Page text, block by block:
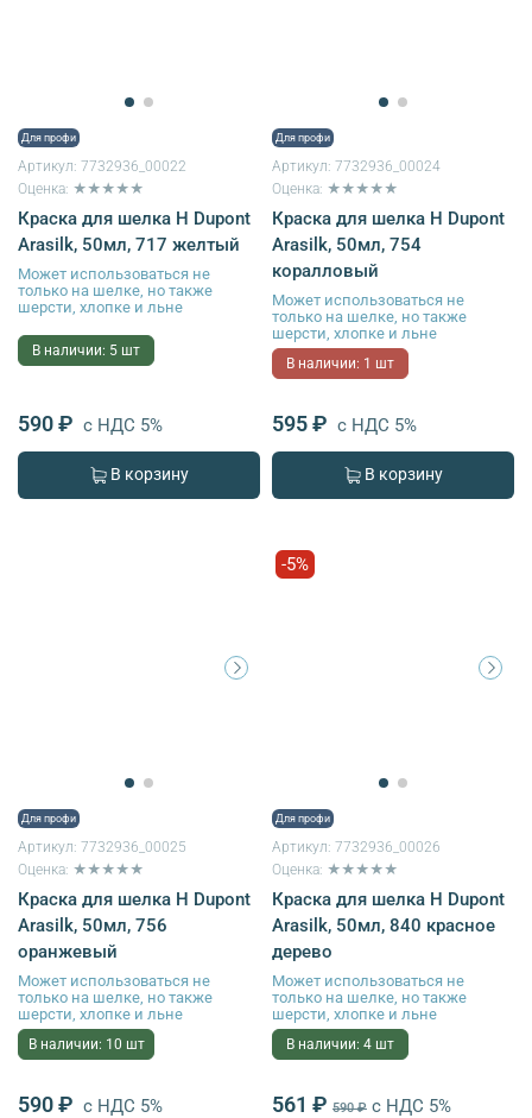
Для профи
Артикул: 7732936_00022
Оценка: ★★★★★
Краска для шелка H Dupont
Arasilk, 50мл, 717 желтый
Может использоваться не
только на шелке, но также
шерсти, хлопке и льне
В наличии: 5 шт
590 ₽ с НДС 5%
В корзину
Для профи
Артикул: 7732936_00024
Оценка: ★★★★★
Краска для шелка H Dupont
Arasilk, 50мл, 754
коралловый
Может использоваться не
только на шелке, но также
шерсти, хлопке и льне
В наличии: 1 шт
595 ₽ с НДС 5%
В корзину
Для профи
Артикул: 7732936_00025
Оценка: ★★★★★
Краска для шелка H Dupont
Arasilk, 50мл, 756
оранжевый
Может использоваться не
только на шелке, но также
шерсти, хлопке и льне
В наличии: 10 шт
590 ₽ с НДС 5%
-5%
Для профи
Артикул: 7732936_00026
Оценка: ★★★★★
Краска для шелка H Dupont
Arasilk, 50мл, 840 красное
дерево
Может использоваться не
только на шелке, но также
шерсти, хлопке и льне
В наличии: 4 шт
561 ₽ 590 ₽ с НДС 5%